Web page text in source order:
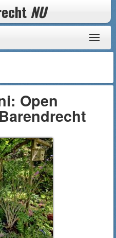
NU
Open